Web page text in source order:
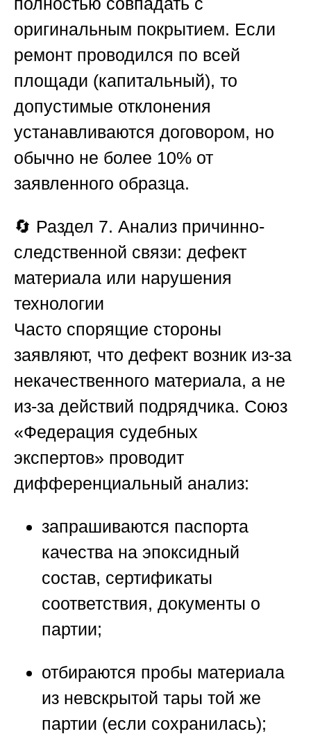
оригинальным покрытием. Если
ремонт проводился по всей
площади (капитальный), то
допустимые отклонения
устанавливаются договором, но
обычно не более 10% от
заявленного образца.
🔄 Раздел 7. Анализ причинно-
следственной связи: дефект
материала или нарушения
технологии
Часто спорящие стороны
заявляют, что дефект возник из-за
некачественного материала, а не
из-за действий подрядчика. Союз
«Федерация судебных
экспертов» проводит
дифференциальный анализ:
запрашиваются паспорта
качества на эпоксидный
состав, сертификаты
соответствия, документы о
партии;
отбираются пробы материала
из невскрытой тары той же
партии (если сохранилась);